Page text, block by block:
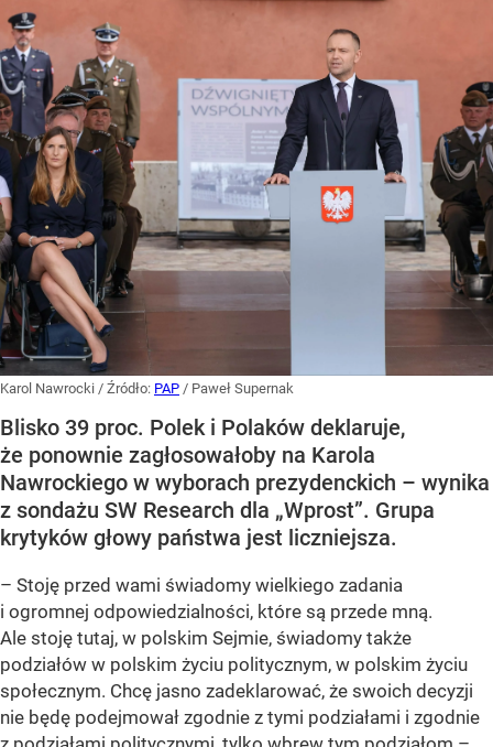
Karol Nawrocki / Źródło: PAP / Paweł Supernak
Blisko 39 proc. Polek i Polaków deklaruje,
że ponownie zagłosowałoby na Karola
Nawrockiego w wyborach prezydenckich – wynika
z sondażu SW Research dla „Wprost”. Grupa
krytyków głowy państwa jest liczniejsza.
– Stoję przed wami świadomy wielkiego zadania
i ogromnej odpowiedzialności, które są przede mną.
Ale stoję tutaj, w polskim Sejmie, świadomy także
podziałów w polskim życiu politycznym, w polskim życiu
społecznym. Chcę jasno zadeklarować, że swoich decyzji
nie będę podejmował zgodnie z tymi podziałami i zgodnie